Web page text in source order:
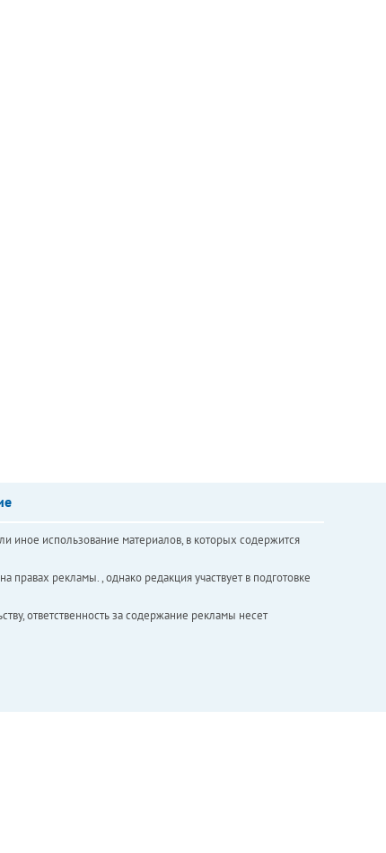
иное использование материалов, в которых содержится
рекламы. , однако редакция участвует в подготовке
ответственность за содержание рекламы несет